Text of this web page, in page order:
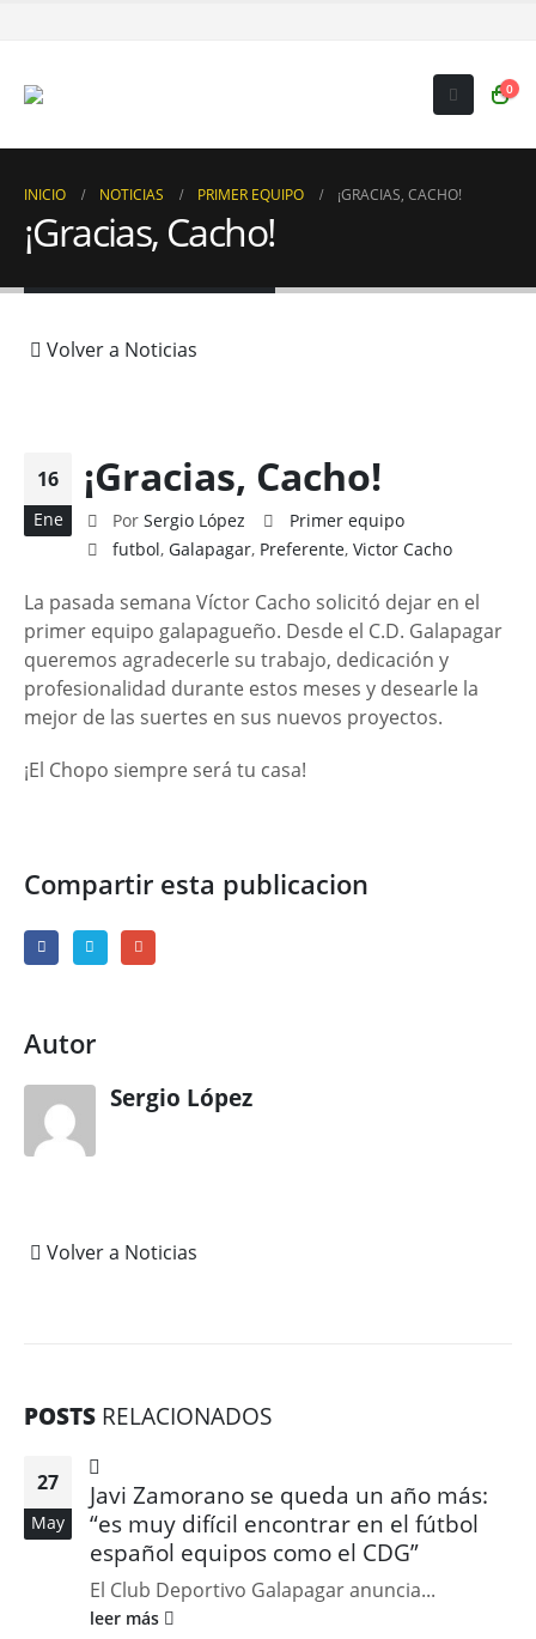
0
INICIO NOTICIAS PRIMER EQUIPO ¡GRACIAS, CACHO!
¡Gracias, Cacho!
Volver a Noticias
16
Ene
¡Gracias, Cacho!
Por Sergio López
Primer equipo
futbol,Galapagar, Preferente,Victor Cacho
La pasada semana Víctor Cacho solicitó dejar en el
primer equipo galapagueño. Desde el C.D. Galapagar
queremos agradecerle su trabajo, dedicación y
profesionalidad durante estos meses y desearle la
mejor de las suertes en sus nuevos proyectos.
¡El Chopo siempre será tu casa!
Compartir esta publicacion
Autor
Sergio López
Volver a Noticias
POSTS RELACIONADOS
27
May
Javi Zamorano se queda un año más:
“es muy difícil encontrar en el fútbol
español equipos como el CDG”
El Club Deportivo Galapagar anuncia...
leer más